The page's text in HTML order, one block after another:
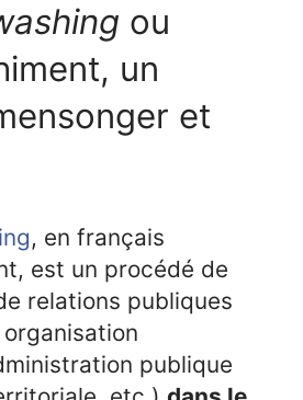
ou
un
et
, en français
est un procédé de
relations publiques
publique